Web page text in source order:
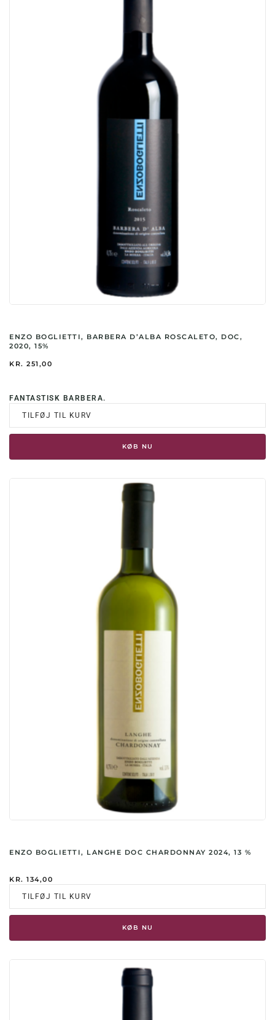
ENZO BOGLIETTI, BARBERA D’ALBA ROSCALETO, DOC,
2020, 15%
KR. 251,00
FANTASTISK BARBERA.
TILFØJ TIL KURV
KØB NU
ENZO BOGLIETTI, LANGHE DOC CHARDONNAY 2024, 13 %
KR. 134,00
TILFØJ TIL KURV
KØB NU